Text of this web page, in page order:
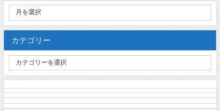
カテゴリー